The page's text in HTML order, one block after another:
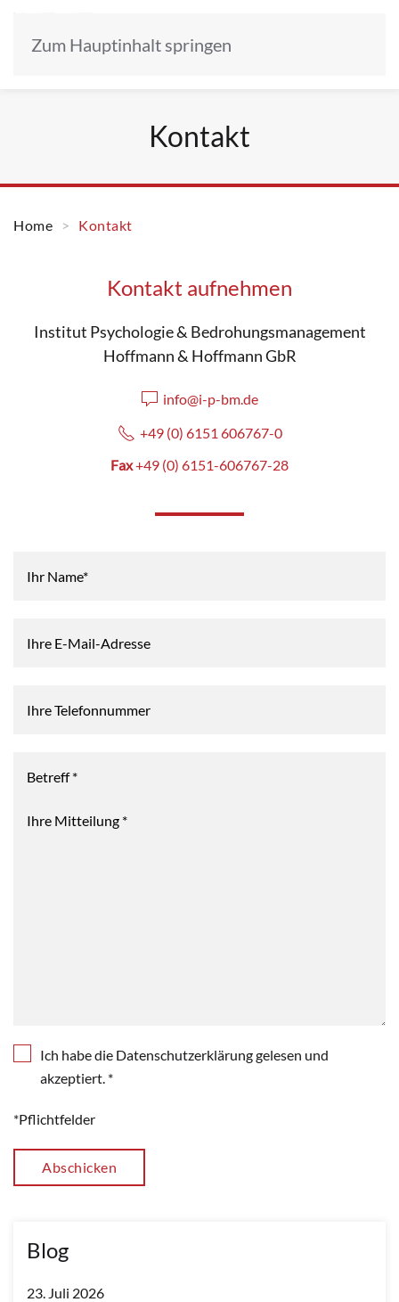
Zum Hauptinhalt springen
Kontakt
Blog
23. Juli 2026
Home Kontakt
Kontakt aufnehmen
Institut Psychologie & Bedrohungsmanagement
Hoffmann & Hoffmann GbR
info@i-p-bm.de
+49 (0) 6151 606767-0
Fax+49 (0) 6151-606767-28
Ich habe die Datenschutzerklärung gelesen und
akzeptiert. *
*Pflichtfelder
Abschicken